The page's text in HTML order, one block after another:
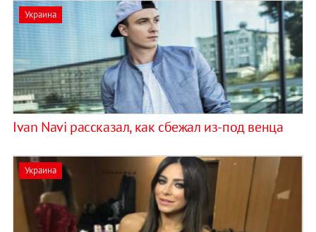
Украина
Ivan Navi рассказал, как сбежал из-под венца
Украина